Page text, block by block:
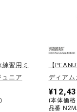
ソフトテニス
ン
練習用ミ
ュニア
【
ディアム
(本体価
品番